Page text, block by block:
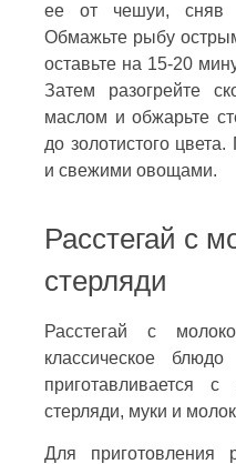
ее от чешуи, сняв
Обмажьте рыбу
оставьте на 15-20
Затем разогрейте
маслом и обжарьте
до золотистого
и свежими овощами.
Расстегай с
стерляди
Расстегай с
классическое
приготавливается
стерляди, муки и
Для приготовления